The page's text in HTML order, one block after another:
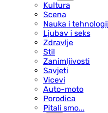
Kultura
Scena
Nauka i
Ljubav i seks
Zdravlje
Stil
Zanimljivosti
Savjeti
Vicevi
Auto-moto
Porodica
Pitali smo...